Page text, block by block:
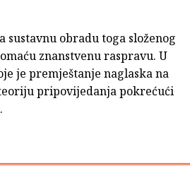
obradu toga složenog
znanstvenu raspravu. U
je premještanje naglaska na
pripovijedanja pokrećući